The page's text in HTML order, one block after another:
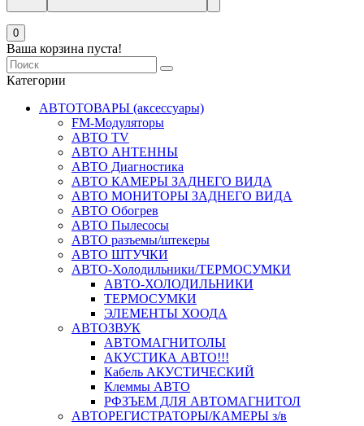
0
Ваша корзина пуста!
Категории
АВТОТОВАРЫ (аксессуары)
FM-Модуляторы
АВТО TV
АВТО АНТЕННЫ
АВТО Диагностика
АВТО КАМЕРЫ ЗАДНЕГО ВИДА
АВТО МОНИТОРЫ ЗАДНЕГО ВИДА
АВТО Обогрев
АВТО Пылесосы
АВТО разъемы/штекеры
АВТО ШТУЧКИ
АВТО-Холодильники/ТЕРМОСУМКИ
АВТО-ХОЛОДИЛЬНИКИ
ТЕРМОСУМКИ
ЭЛЕМЕНТЫ ХООДА
АВТОЗВУК
АВТОМАГНИТОЛЫ
АКУСТИКА АВТО!!!
Кабель АКУСТИЧЕСКИЙ
Клеммы АВТО
РФЗЪЕМ ДЛЯ АВТОМАГНИТОЛ
АВТОРЕГИСТРАТОРЫ/КАМЕРЫ з/в